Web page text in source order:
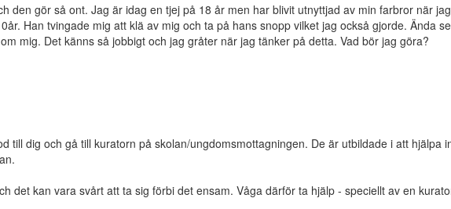
den gör så ont. Jag är idag en tjej på 18 år men har blivit utnyttjad av min farbror när
Han tvingade mig att klä av mig och ta på hans snopp vilket jag också gjorde. Ända
mig. Det känns så jobbigt och jag gråter när jag tänker på detta. Vad bör jag göra?
till dig och gå till kuratorn på skolan/ungdomsmottagningen. De är utbildade i att hjälpa
det kan vara svårt att ta sig förbi det ensam. Våga därför ta hjälp - speciellt av en